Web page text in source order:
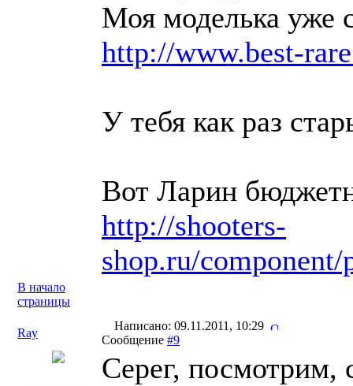
Моя моделька уже
http://www.best-
У тебя как раз
Вот Ларин
http://shooters-
shop.ru/
В начало
страницы
Ray
Написано: 09.11.2011, 10:29
Сообщение #9
Серег, посмотрим,